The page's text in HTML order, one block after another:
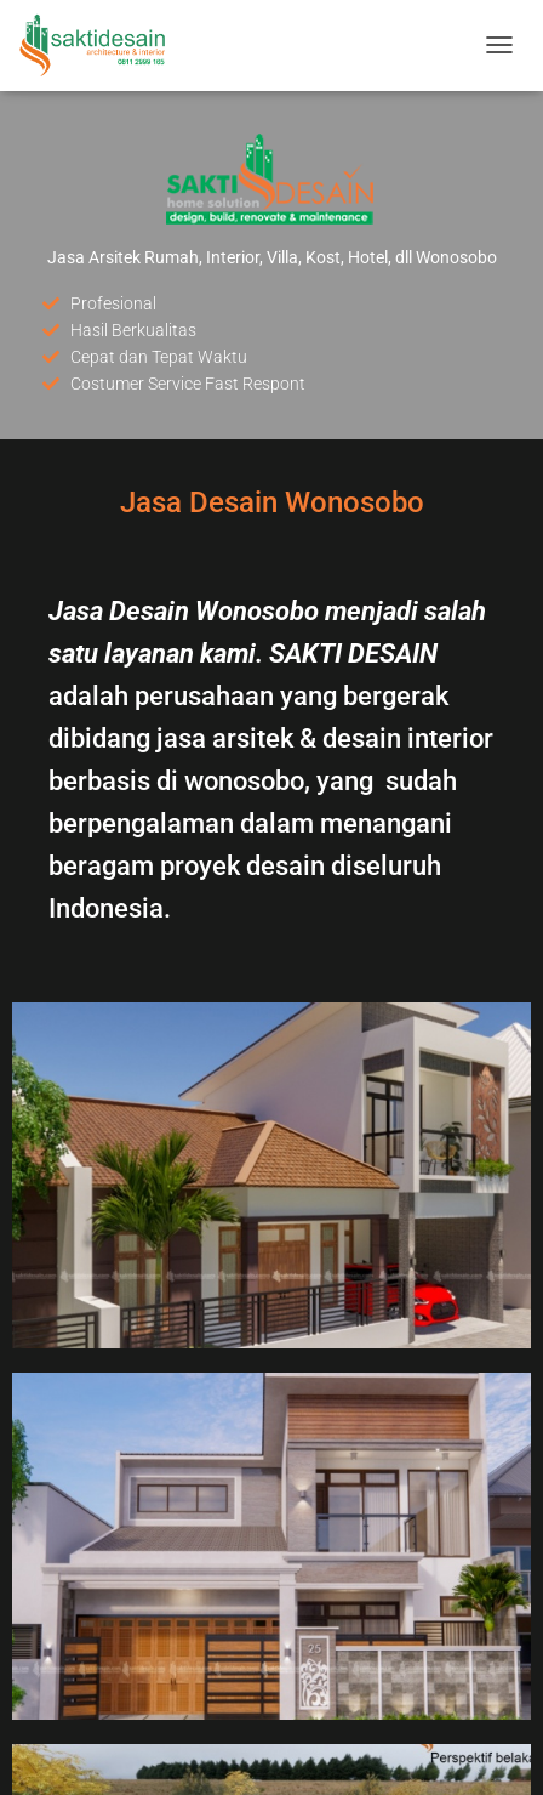
Jasa Arsitek Rumah, Interior, Villa, Kost, Hotel, dll Wonosobo
Profesional
Hasil Berkualitas
Cepat dan Tepat Waktu
Costumer Service Fast Respont
Jasa Desain Wonosobo
Jasa Desain Wonosobo menjadi salah
satu layanan kami. SAKTI DESAIN
adalah perusahaan yang bergerak
dibidang jasa arsitek & desain interior
berbasis di wonosobo, yang sudah
berpengalaman dalam menangani
beragam proyek desain diseluruh
Indonesia.